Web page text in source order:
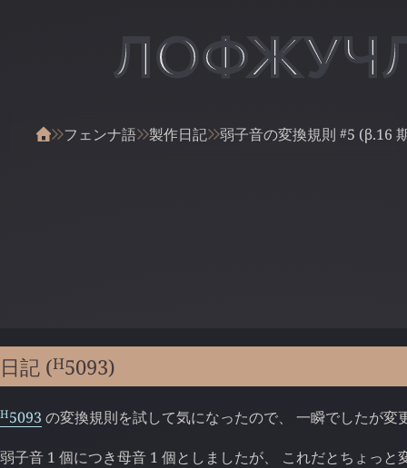
フェンナ語 製作日記 弱子音の変換規則 #5 (β.16
日記 (H5093)
H5093 の変換規則を試して気になったので、 一瞬でしたが変
弱子音 1 個につき母音 1 個としましたが、 これだとちょっと